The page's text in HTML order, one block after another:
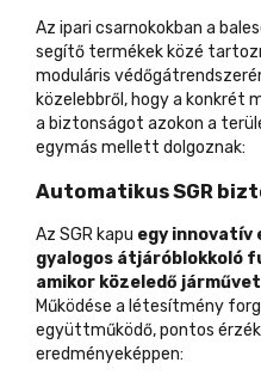
Az ipari csarnokokban a
segítő termékek közé
moduláris
közelebbről, hogy a konkrét
a biztonságot azokon a
egymás mellett dolgoznak:
Automatikus SGR
Az SGR kapu egy innovatív
gyalogos átjáróblokkoló
amikor közeledő
Működése a létesítmény
együttműködő, pontos
eredményeképpen: